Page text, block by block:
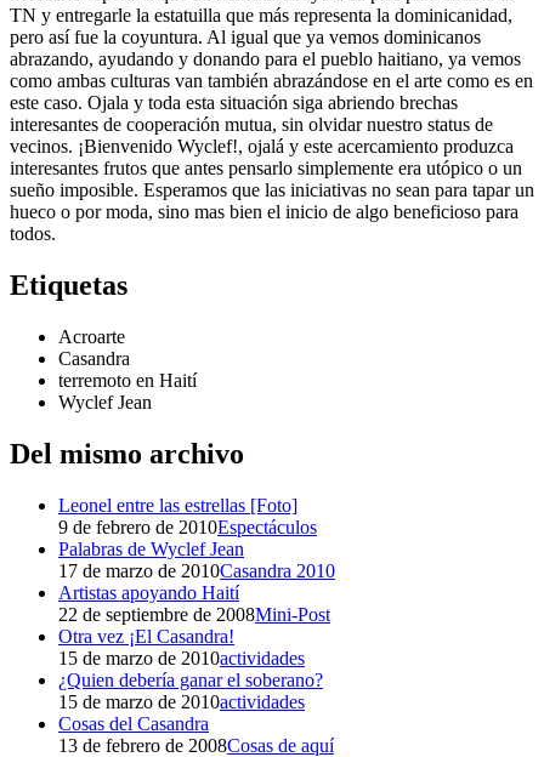
TN y entregarle la estatuilla que más representa la dominicanidad,
pero así fue la coyuntura. Al igual que ya vemos dominicanos
abrazando, ayudando y donando para el pueblo haitiano, ya vemos
como ambas culturas van también abrazándose en el arte como es en
este caso. Ojala y toda esta situación siga abriendo brechas
interesantes de cooperación mutua, sin olvidar nuestro status de
vecinos. ¡Bienvenido Wyclef!, ojalá y este acercamiento produzca
interesantes frutos que antes pensarlo simplemente era utópico o un
sueño imposible. Esperamos que las iniciativas no sean para tapar un
hueco o por moda, sino mas bien el inicio de algo beneficioso para
todos.
Etiquetas
Acroarte
Casandra
terremoto en Haití
Wyclef Jean
Del mismo archivo
Leonel entre las estrellas [Foto]
9 de febrero de 2010Espectáculos
Palabras de Wyclef Jean
17 de marzo de 2010Casandra 2010
Artistas apoyando Haití
22 de septiembre de 2008Mini-Post
Otra vez ¡El Casandra!
15 de marzo de 2010actividades
¿Quien debería ganar el soberano?
15 de marzo de 2010actividades
Cosas del Casandra
13 de febrero de 2008Cosas de aquí